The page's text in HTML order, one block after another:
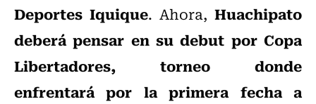
Deportes Iquique. Ahora, Huachipato
deberá pensar en su debut por Copa
Libertadores, torneo donde
enfrentará por la primera fecha a